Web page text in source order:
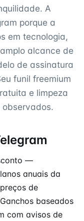
A
porque a
em tecnologia,
alcance de
de assinatura
funil freemium
e limpeza
—
anuais da
de
baseados
com avisos de